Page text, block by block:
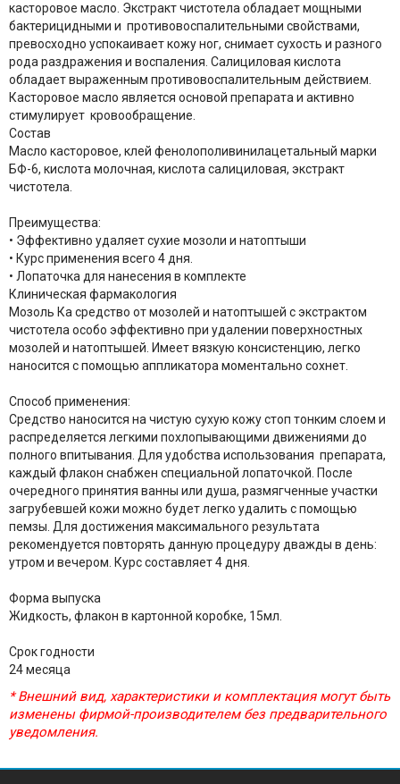
касторовое масло. Экстракт чистотела обладает мощными
бактерицидными и противовоспалительными свойствами,
превосходно успокаивает кожу ног, снимает сухость и разного
рода раздражения и воспаления. Салициловая кислота
обладает выраженным противовоспалительным действием.
Касторовое масло является основой препарата и активно
стимулирует кровообращение.
Состав
Масло касторовое, клей фенолополивинилацетальный марки
БФ-6, кислота молочная, кислота салициловая, экстракт
чистотела.
Преимущества:
• Эффективно удаляет сухие мозоли и натоптыши
• Курс применения всего 4 дня.
• Лопаточка для нанесения в комплекте
Клиническая фармакология
Мозоль Ка средство от мозолей и натоптышей с экстрактом
чистотела особо эффективно при удалении поверхностных
мозолей и натоптышей. Имеет вязкую консистенцию, легко
наносится с помощью аппликатора моментально сохнет.
Способ применения:
Средство наносится на чистую сухую кожу стоп тонким слоем и
распределяется легкими похлопывающими движениями до
полного впитывания. Для удобства использования препарата,
каждый флакон снабжен специальной лопаточкой. После
очередного принятия ванны или душа, размягченные участки
загрубевшей кожи можно будет легко удалить с помощью
пемзы. Для достижения максимального результата
рекомендуется повторять данную процедуру дважды в день:
утром и вечером. Курс составляет 4 дня.
Форма выпуска
Жидкость, флакон в картонной коробке, 15мл.
Срок годности
24 месяца
* Внешний вид, характеристики и комплектация могут быть
изменены фирмой-производителем без предварительного
уведомления.